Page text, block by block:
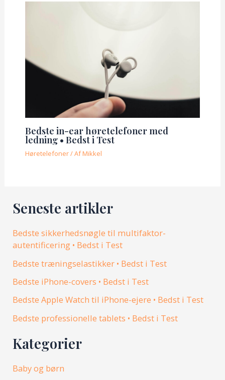
Bedste in-ear høretelefoner med
ledning • Bedst i Test
Høretelefoner/ AfMikkel
Seneste artikler
Bedste sikkerhedsnøgle til multifaktor-
autentificering • Bedst i Test
Bedste træningselastikker • Bedst i Test
Bedste iPhone-covers • Bedst i Test
Bedste Apple Watch til iPhone-ejere • Bedst i Test
Bedste professionelle tablets • Bedst i Test
Kategorier
Baby og børn